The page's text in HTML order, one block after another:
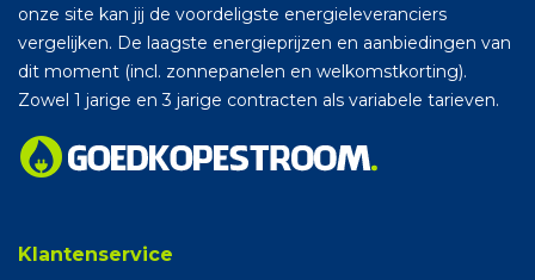
onze site kan jij de voordeligste energieleveranciers
vergelijken. De laagste energieprijzen en aanbiedingen van
dit moment (incl. zonnepanelen en welkomstkorting).
Zowel 1 jarige en 3 jarige contracten als variabele tarieven.
Klantenservice